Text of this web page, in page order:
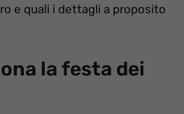
e quali i dettagli a proposito
la festa dei